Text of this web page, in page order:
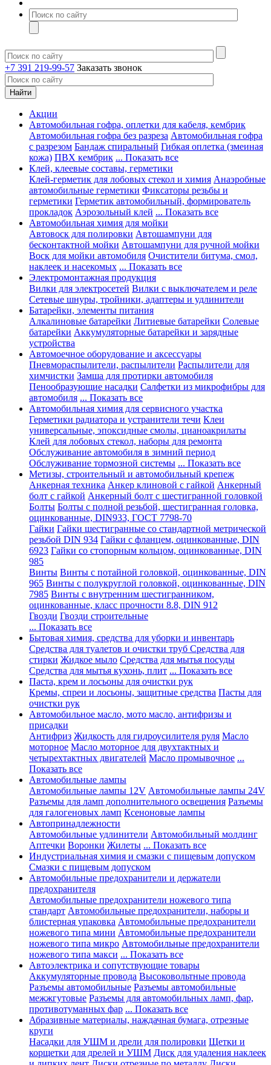
+7 391 219-99-57 Заказать звонок
Акции
Автомобильная гофра, оплетки для кабеля, кембрик
Автомобильная гофра без разреза Автомобильная гофра
с разрезом Бандаж спиральный Гибкая оплетка (змеиная
кожа) ПВХ кембрик ... Показать все
Клей, клеевые составы, герметики
Клей-герметик для лобовых стекол и химия Анаэробные
автомобильные герметики Фиксаторы резьбы и
герметики Герметик автомобильный, формирователь
прокладок Аэрозольный клей ... Показать все
Автомобильная химия для мойки
Автовоск для полировки Автошампуни для
бесконтактной мойки Автошампуни для ручной мойки
Воск для мойки автомобиля Очистители битума, смол,
наклеек и насекомых ... Показать все
Электромонтажная продукция
Вилки для электросетей Вилки с выключателем и реле
Сетевые шнуры, тройники, адаптеры и удлинители
Батарейки, элементы питания
Алкалиновые батарейки Литиевые батарейки Солевые
батарейки Аккумуляторные батарейки и зарядные
устройства
Автомоечное оборудование и аксессуары
Пневмораспылители, распылители Распылители для
химчистки Замша для протирки автомобиля
Пенообразующие насадки Салфетки из микрофибры для
автомобиля ... Показать все
Автомобильная химия для сервисного участка
Герметики радиатора и устранители течи Клеи
универсальные, эпоксидные смолы, цианоакрилаты
Клей для лобовых стекол, наборы для ремонта
Обслуживание автомобиля в зимний период
Обслуживание тормозной системы ... Показать все
Метизы, строительный и автомобильный крепеж
Анкерная техника Анкер клиновой с гайкой Анкерный
болт с гайкой Анкерный болт с шестигранной головкой
Болты Болты с полной резьбой, шестигранная головка,
оцинкованные, DIN933, ГОСТ 7798-70
Гайки Гайки шестигранные со стандартной метрической
резьбой DIN 934 Гайки с фланцем, оцинкованные, DIN
6923 Гайки со стопорным кольцом, оцинкованные, DIN
985
Винты Винты с потайной головкой, оцинкованные, DIN
965 Винты с полукруглой головкой, оцинкованные, DIN
7985 Винты с внутренним шестигранником,
оцинкованные, класс прочности 8.8, DIN 912
Гвозди Гвозди строительные
... Показать все
Бытовая химия, средства для уборки и инвентарь
Средства для туалетов и очистки труб Средства для
стирки Жидкое мыло Средства для мытья посуды
Средства для мытья кухонь, плит ... Показать все
Паста, крем и лосьоны для очистки рук
Кремы, спреи и лосьоны, защитные средства Пасты для
очистки рук
Автомобильное масло, мото масло, антифризы и
присадки
Антифриз Жидкость для гидроусилителя руля Масло
моторное Масло моторное для двухтактных и
четырехтактных двигателей Масло промывочное ...
Показать все
Автомобильные лампы
Автомобильные лампы 12V Автомобильные лампы 24V
Разъемы для ламп дополнительного освещения Разъемы
для галогеновых ламп Ксеноновые лампы
Автопринадлежности
Автомобильные удлинители Автомобильный молдинг
Аптечки Воронки Жилеты ... Показать все
Индустриальная химия и смазки с пищевым допуском
Смазки с пищевым допуском
Автомобильные предохранители и держатели
предохранителя
Автомобильные предохранители ножевого типа
стандарт Автомобильные предохранители, наборы и
блистерная упаковка Автомобильные предохранители
ножевого типа мини Автомобильные предохранители
ножевого типа микро Автомобильные предохранители
ножевого типа макси ... Показать все
Автоэлектрика и сопутствующие товары
Аккумуляторные провода Высоковольтные провода
Разъемы автомобильные Разъемы автомобильные
межжгутовые Разъемы для автомобильных ламп, фар,
противотуманных фар ... Показать все
Абразивные материалы, наждачная бумага, отрезные
круги
Насадки для УШМ и дрели для полировки Щетки и
корщетки для дрелей и УШМ Диск для удаления наклеек